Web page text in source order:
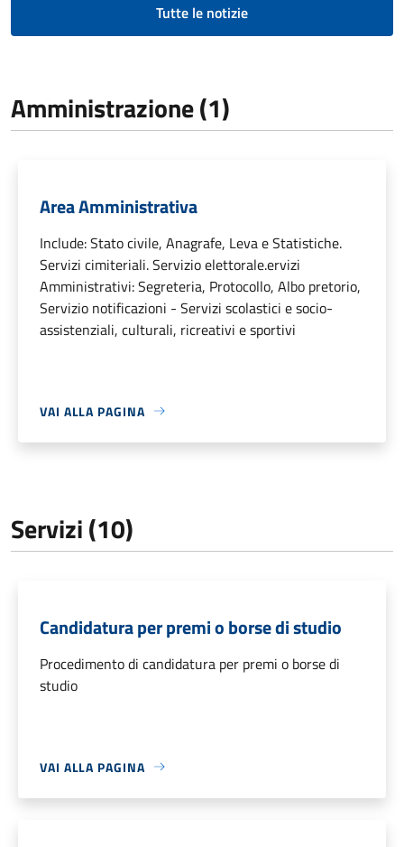
Tutte le notizie
Amministrazione (1)
Area Amministrativa
Include: Stato civile, Anagrafe, Leva e Statistiche.
Servizi cimiteriali. Servizio elettorale.ervizi
Amministrativi: Segreteria, Protocollo, Albo pretorio,
Servizio notificazioni - Servizi scolastici e socio-
assistenziali, culturali, ricreativi e sportivi
VAI ALLA PAGINA
Servizi (10)
Candidatura per premi o borse di studio
Procedimento di candidatura per premi o borse di
studio
VAI ALLA PAGINA